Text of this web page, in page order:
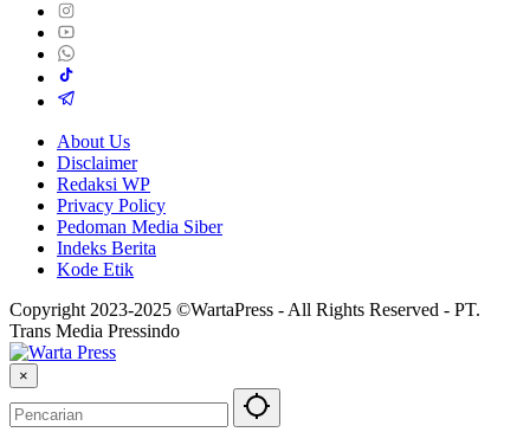
About Us
Disclaimer
Redaksi WP
Privacy Policy
Pedoman Media Siber
Indeks Berita
Kode Etik
Copyright 2023-2025 ©WartaPress - All Rights Reserved - PT.
Trans Media Pressindo
×